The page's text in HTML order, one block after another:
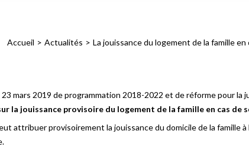
Accueil Actualités La jouissance du logement de la famille
23 mars 2019 de programmation 2018-2022 et de réforme pour
la jouissance provisoire du logement de la famille en cas de
attribuer provisoirement la jouissance du domicile de la famille